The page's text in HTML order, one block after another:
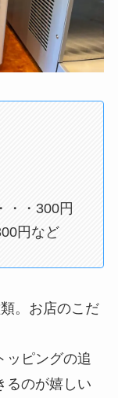
・・300円
円など
。お店のこだ
ッピングの追
るのが嬉しい